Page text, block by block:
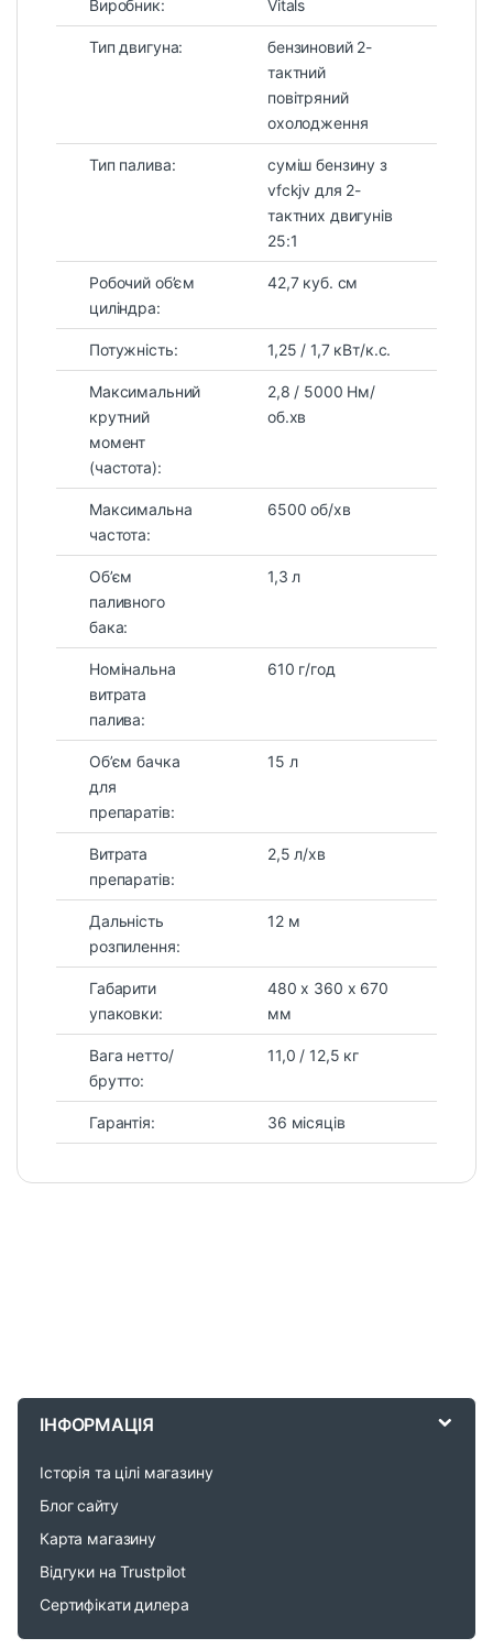
Виробник: Vitals
Тип двигуна:
бензиновий 2-
тактний
повітряний
охолодження
Тип палива:
суміш бензину з
vfckjv для 2-
тактних двигунів
25:1
Робочий об’єм
циліндра:
42,7 куб. см
Потужність: 1,25 / 1,7 кВт/к.с.
Максимальний
крутний
момент
(частота):
2,8 / 5000 Нм/
об.хв
Максимальна
частота:
6500 об/хв
Об’єм
паливного
бака:
1,3 л
Номінальна
витрата
палива:
610 г/год
Об’єм бачка
для
препаратів:
15 л
Витрата
препаратів:
2,5 л/хв
Дальність
розпилення:
12 м
Габарити
упаковки:
480 х 360 х 670
мм
Вага нетто/
брутто:
11,0 / 12,5 кг
Гарантія: 36 місяців
C
ІНФОРМАЦІЯ
Історія та цілі магазину
Блог сайту
Карта магазину
Відгуки на Trustpilot
Сертифікати дилера